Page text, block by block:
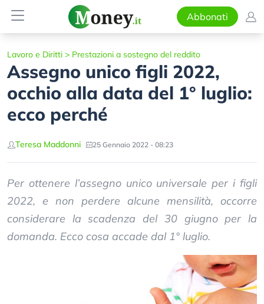
Abbonati
Lavoro e Diritti > Prestazioni a sostegno del reddito
Assegno unico figli 2022,
occhio alla data del 1° luglio:
ecco perché
Teresa Maddonni 25 Gennaio 2022 - 08:23
Per ottenere l’assegno unico universale per i figli
2022, e non perdere alcune mensilità, occorre
considerare la scadenza del 30 giugno per la
domanda. Ecco cosa accade dal 1° luglio.